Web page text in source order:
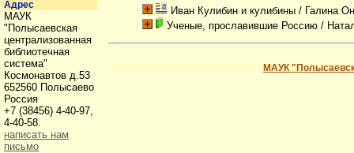
Иван Кулибин и кулибины / Галина
Ученые, прославившие Россию /
МАУК
Адрес
МАУК
"Полысаевская
централизованная
библиотечная
система"
Космонавтов д.53
652560 Полысаево
Россия
+7 (38456) 4-40-97,
4-40-58.
написать нам
письмо